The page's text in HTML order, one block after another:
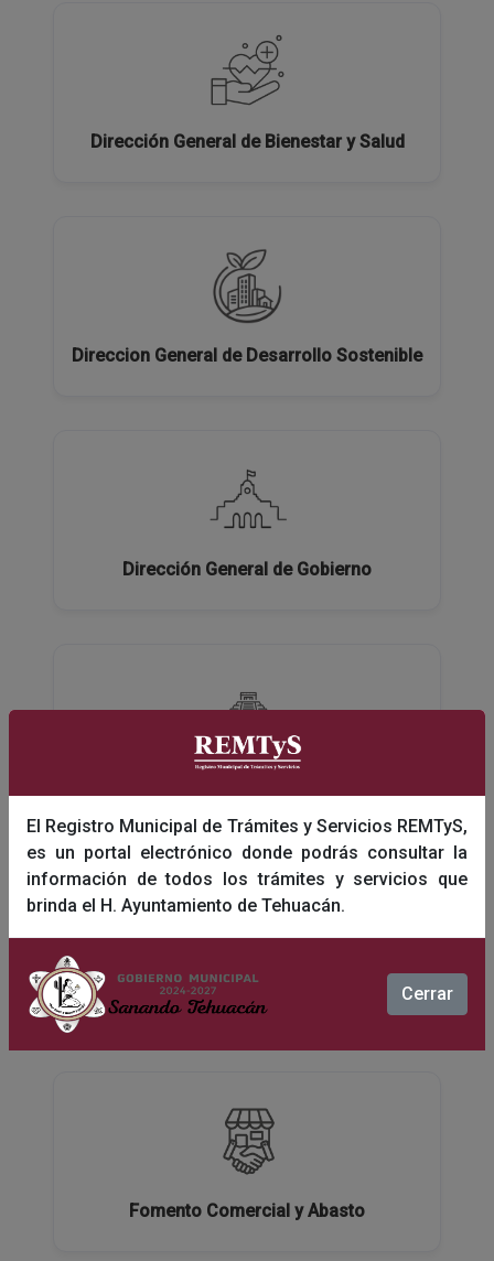
El Registro Municipal de Trámites y Servicios REMTyS,
es un portal electrónico donde podrás consultar la
información de todos los trámites y servicios que
brinda el H. Ayuntamiento de Tehuacán.
Cerrar
Dirección General de Bienestar y Salud
Direccion General de Desarrollo Sostenible
Dirección General de Gobierno
Ecología y Medio Ambiente
Fomento Comercial y Abasto